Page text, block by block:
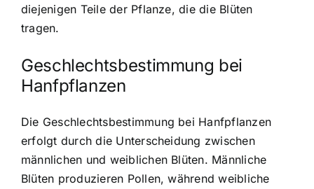
diejenigen Teile der Pflanze, die die Blüten
tragen.
Geschlechtsbestimmung bei
Hanfpflanzen
Die Geschlechtsbestimmung bei Hanfpflanzen
erfolgt durch die Unterscheidung zwischen
männlichen und weiblichen Blüten. Männliche
Blüten produzieren Pollen, während weibliche